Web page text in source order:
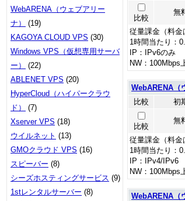
WebARENA（ウェブアリー
ナ）
(19)
KAGOYA CLOUD VPS (30)
Windows VPS（仮想専用サーバ
ー）
(22)
ABLENET VPS (20)
HyperCloud（ハイパークラウ
ド）
(7)
Xserver VPS (18)
ウイルネット (13)
GMOクラウド VPS (16)
スピーバー (8)
シーズホスティングサービス (9)
1stレンタルサーバー (8)
比較
無
従量課金（料金
1時間当たり：
IP：IPv6のみ
NW：100Mbps
WebARENA（
比較
初
比較
無
従量課金（料金
1時間当たり：
IP：IPv4/IPv6
NW：100Mbps
WebARENA（